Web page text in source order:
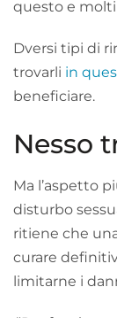
questo e
Dversi tipi di
trovarli in
beneficiare.
Nesso
Ma l’aspetto
disturbo
ritiene che
curare
limitarne i